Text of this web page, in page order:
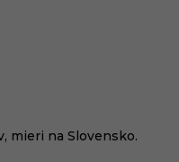
mieri na Slovensko.